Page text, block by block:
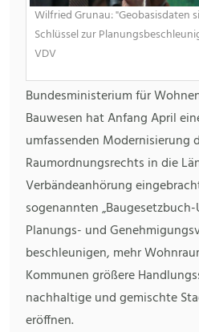
Wilfried Grunau: "Geobasisdaten
Schlüssel zur
VDV
Bundesministerium für
Bauwesen hat Anfang April
umfassenden Modernisierung
Raumordnungsrechts in die
Verbändeanhörung
sogenannten „Baugesetzbuch-
Planungs- und
beschleunigen, mehr
Kommunen größere
nachhaltige und gemischte
eröffnen.